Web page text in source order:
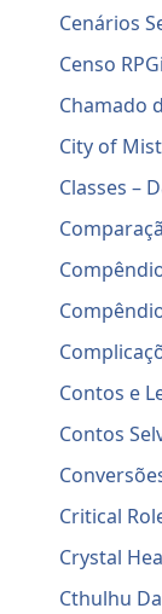
Cenários
Censo
Chamado
City of Mist
Classes –
Contos e
Contos
Critical
Crystal
Cthulhu